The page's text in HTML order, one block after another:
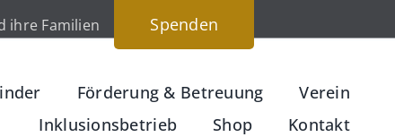
ihre Familien Spenden
Förderung & Betreuung
Verein
Inklusionsbetrieb
Shop Kontakt